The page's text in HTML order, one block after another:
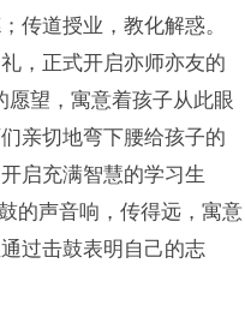
传道授业，教化解惑。
，正式开启亦师亦友的
愿望，寓意着孩子从此眼
亲切地弯下腰给孩子的
启充满智慧的学习生
的声音响，传得远，寓意
过击鼓表明自己的志